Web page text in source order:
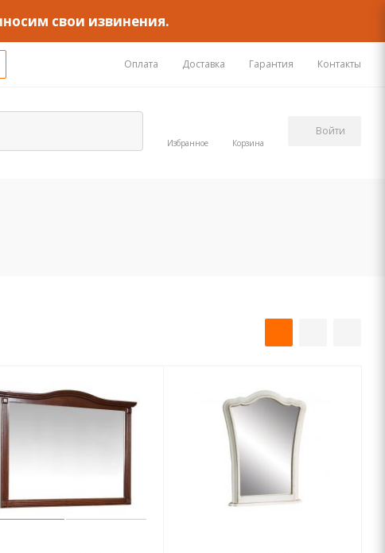
свои извинения.
Оплата Доставка Гарантия Контакты
Избранное Корзина
Войти